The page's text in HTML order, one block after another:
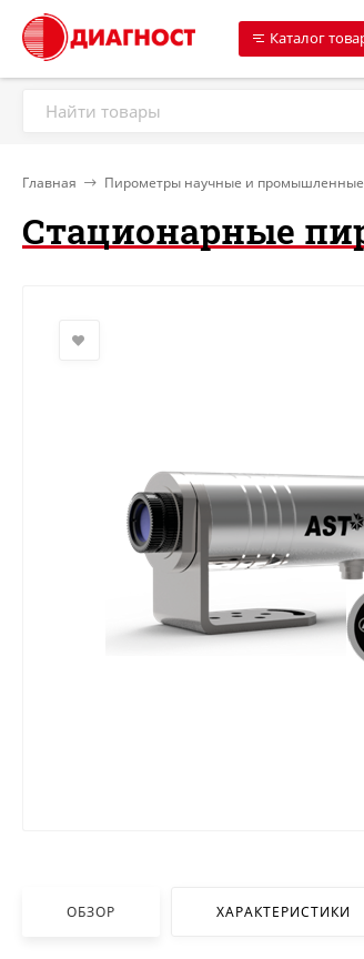
Каталог
Главная Пирометры научные и промышленные
Стационарные
ОБЗОР ХАРАКТЕРИСТИКИ